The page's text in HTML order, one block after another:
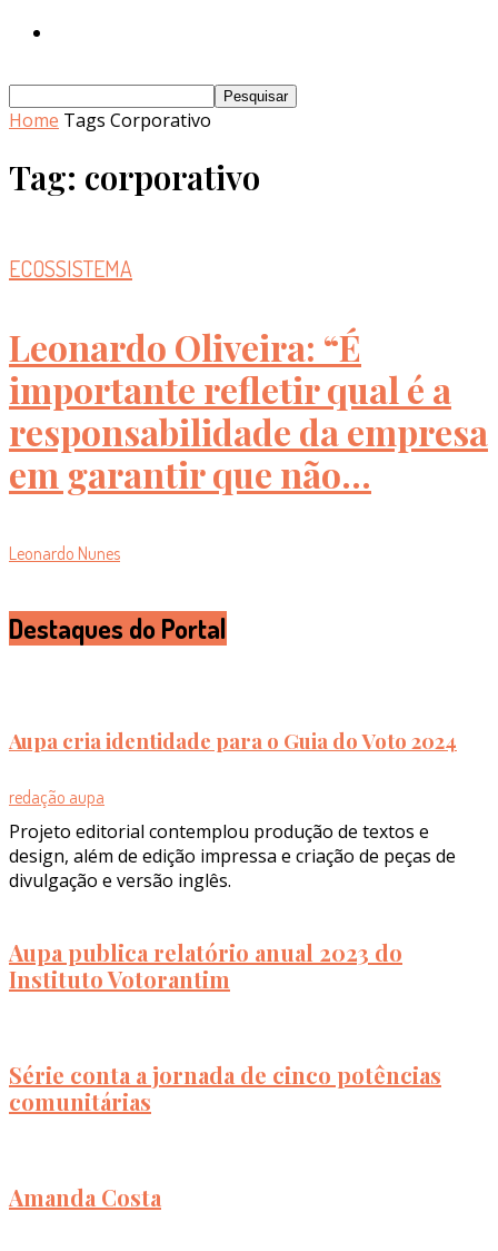
Home Tags Corporativo
Tag: corporativo
ECOSSISTEMA
Leonardo Oliveira: “É
importante refletir qual é a
responsabilidade da empresa
em garantir que não...
Leonardo Nunes
Destaques do Portal
Aupa cria identidade para o Guia do Voto 2024
redação aupa
Projeto editorial contemplou produção de textos e
design, além de edição impressa e criação de peças de
divulgação e versão inglês.
Aupa publica relatório anual 2023 do
Instituto Votorantim
Série conta a jornada de cinco potências
comunitárias
Amanda Costa